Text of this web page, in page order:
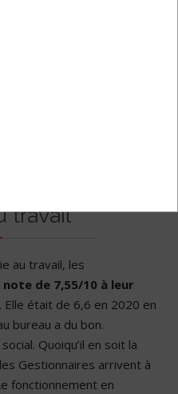
travail
au travail, les
note de 7,55/10 à leur
. Elle était de 6,6 en 2020 en
bureau a du bon.
Quoiqu’il en soit la
Gestionnaires arrivent à
fonctionnement en